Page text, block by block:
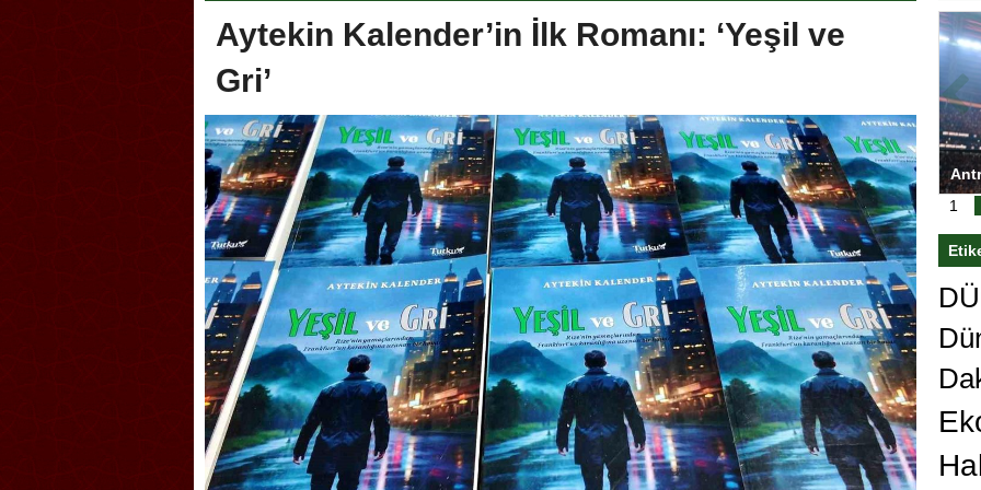
Aytekin Kalender’in İlk Romanı: ‘Yeşil ve
Gri’
Geleneksel Türk Okçuluğu
ev sahipliği yapıyor
Askerlik şakası Dünya Kupası’nı
karıştırdı! Güney Kore’den sert karar
Antrenörlüğe ”Hayır” diyen Mertens,
Galatasaray’dan bakın ne istedi
1